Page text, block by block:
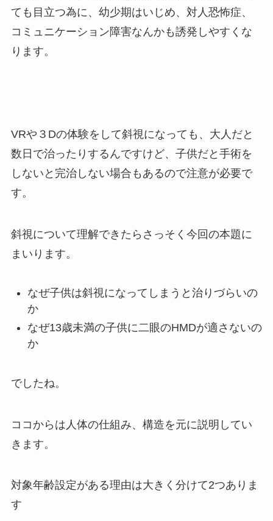
ても目立つ為に、幼少期はいじめ、対人恐怖症、
コミュニケーション障害なんかも誘発しやすくな
ります。
VRや３Dの体験をして斜視になっても、大人だと
数日で治ったりするんですけど、子供だと手術を
しないと完治しない場合もあるので注意が必要で
す。
斜視について理解できたらさっそく今回の本題に
まいります。
なぜ子供は斜視になってしまうと治りづらいの
か
なぜ13歳未満の子供に二眼のHMDが適さないの
か
でしたね。
ココからは人体の仕組み、構造を元に説明してい
きます。
対象年齢設定がある理由は大きく分けて2つありま
す